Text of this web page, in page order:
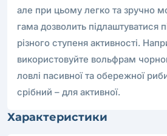
але при цьому легко та зручно
гама дозволить підлаштуватися
різного ступеня активності.
використовуйте вольфрам
ловлі пасивної та обережної
срібний – для активної.
Характеристики